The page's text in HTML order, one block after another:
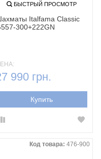
БЫСТРЫЙ ПРОСМОТР
Italfama Classic
300+222GN
990 грн.
Купить
Код товара: 476-900